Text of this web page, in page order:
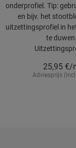
onderprofiel. Tip:
en bijv. het
uitzettingsprofiel in
te
25,95 €/
Adviesprijs